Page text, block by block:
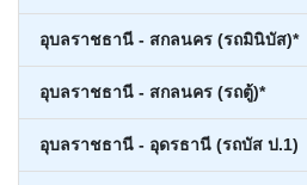
อุบลราชธานี - สกลนคร (รถมินิบัส)*
อุบลราชธานี - สกลนคร (รถตู้)*
อุบลราชธานี - อุดรธานี (รถบัส ป.1)